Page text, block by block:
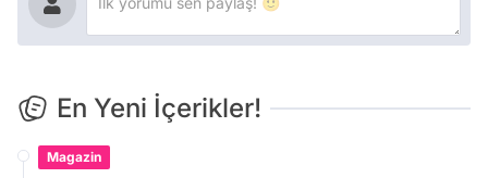
En Yeni İçerikler!
Magazin